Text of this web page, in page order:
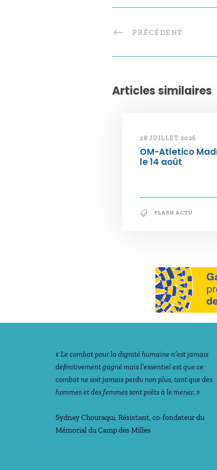
PRÉCÉDENT
Articles similaires
28 JUILLET 2026
OM-Atletico
le 14 août
FLASH ACTU
Notre philosophie
« Le combat pour la dignité humaine n’est jamais
déﬁnitivement gagné mais l’essentiel est que ce
combat ne soit jamais perdu non plus, tant que des
hommes et des femmes sont prêts à le mener. »
Sydney Chouraqui, Résistant, co-fondateur du
Mémorial du Camp des Milles